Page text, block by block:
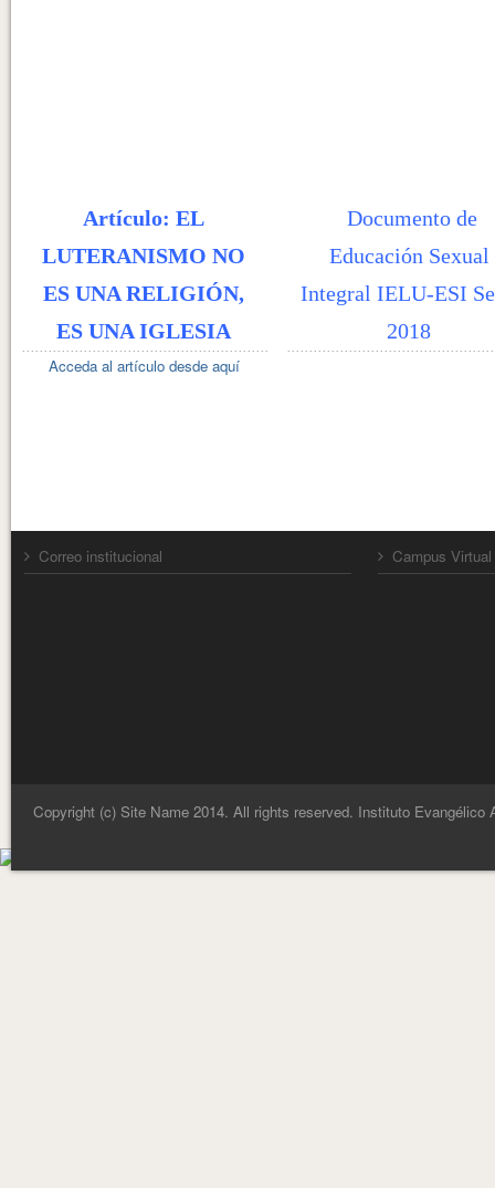
Artículo: EL
LUTERANISMO NO
ES UNA RELIGIÓN,
ES UNA IGLESIA
Acceda al artículo desde aquí
Documento de
Educación Sexual
Integral IELU-ESI
2018
Correo institucional Campus
Copyright (c) Site Name 2014. All rights reserved. Instituto Evangélico